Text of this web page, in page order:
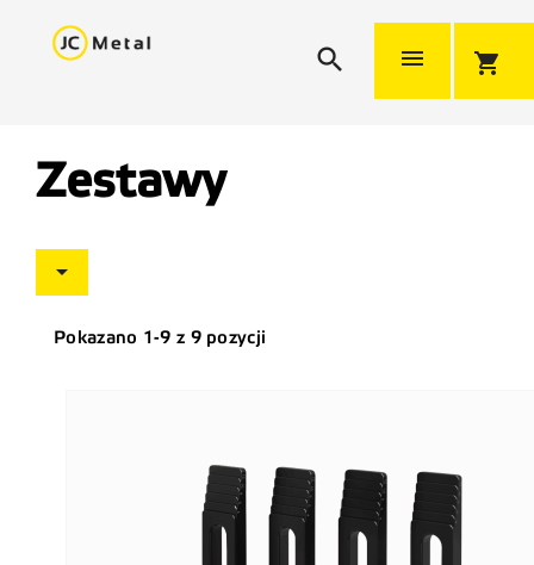
  shopping_cart
Zestawy

Pokazano 1-9 z 9 pozycji